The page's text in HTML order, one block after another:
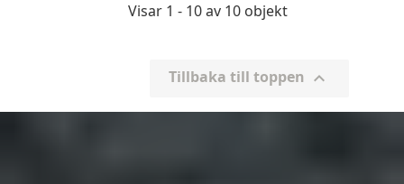
Visar 1 - 10 av 10 objekt
Tillbaka till toppen 